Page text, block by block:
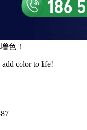
色 ！
add color to life!